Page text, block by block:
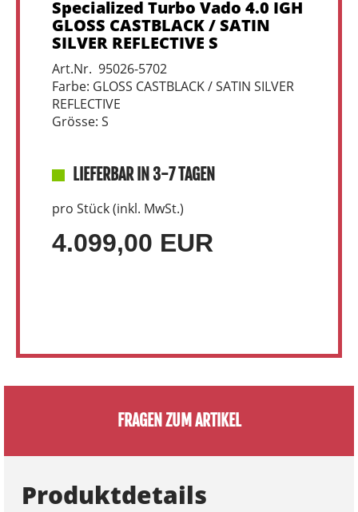
Specialized Turbo Vado 4.0 IGH
GLOSS CASTBLACK / SATIN
SILVER REFLECTIVE S
Art.Nr. 95026-5702
Farbe: GLOSS CASTBLACK / SATIN SILVER
REFLECTIVE
Grösse: S
LIEFERBAR IN 3-7 TAGEN
pro Stück (inkl. MwSt.)
4.099,00 EUR
FRAGEN ZUM ARTIKEL
Produktdetails